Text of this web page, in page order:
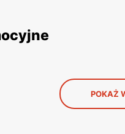
POKAŻ